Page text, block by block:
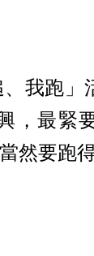
我跑」
，最緊
然要跑得